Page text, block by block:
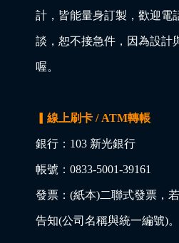
計，皆能量身訂製，歡迎電
談，恕不接急件，因為設計
喔。
▎線上刷卡 / ATM轉帳
銀行：103 新光銀行
帳號：0833-5001-39161
發票：(紙本)二聯式發票，
告知(公司名稱與統一編號)。